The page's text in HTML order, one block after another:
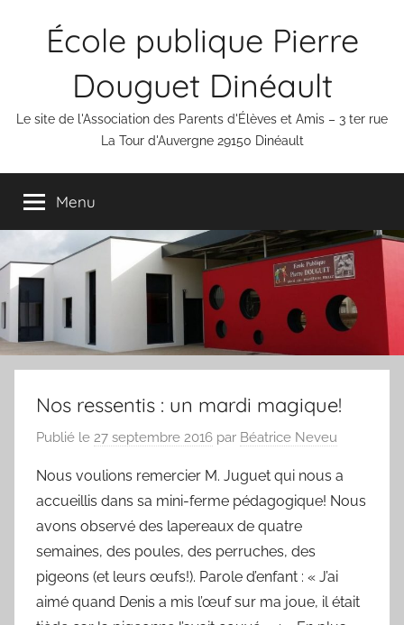
École publique Pierre
Douguet Dinéault
Le site de l'Association des Parents d'Élèves et Amis – 3 ter rue
La Tour d'Auvergne 29150 Dinéault
Menu
Nos ressentis : un mardi magique!
Publié le 27 septembre 2016 par Béatrice Neveu
Nous voulions remercier M. Juguet qui nous a
accueillis dans sa mini-ferme pédagogique! Nous
avons observé des lapereaux de quatre
semaines, des poules, des perruches, des
pigeons (et leurs œufs!). Parole d’enfant : « J’ai
aimé quand Denis a mis l’œuf sur ma joue, il était